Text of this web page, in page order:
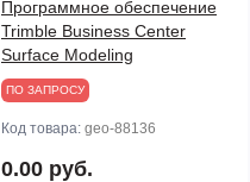
Программное обеспечение
Trimble Business Center
Surface Modeling
ПО ЗАПРОСУ
Код товара: geo-88136
0.00 руб.